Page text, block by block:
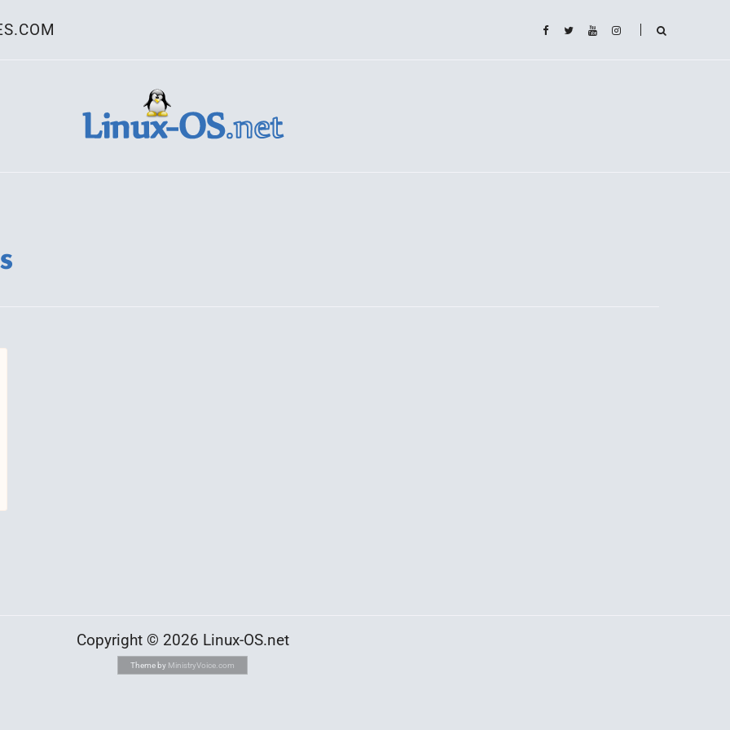
Copyright © 2026 Linux-OS.net
Theme by MinistryVoice.com